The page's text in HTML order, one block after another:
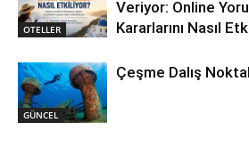
OTELLER
Veriyor: Online
Kararlarını Nasıl
GÜNCEL
Çeşme Dalış